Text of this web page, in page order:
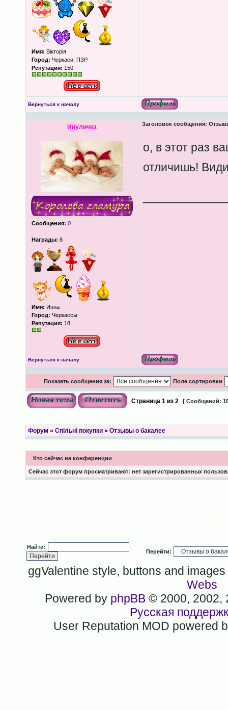
Имя: Вікторія
Город: Черкаси, ПЗР
Репутация: 150
Вернуться к началу
Инуличка Заголовок сообщения:
Сообщения: 0
Награды: 8
Имя: Инна
Город: Черкассы
Репутация: 18
о, в этот раз
отличишь!
Вернуться к началу
Показать сообщения за: Поле сортировки
Страница 1из 2 [ Сообщений:
Форум » Спільні покупки» Отзывы о бакалее
Кто сейчас на конференции
Сейчас этот форум просматривают: нет зарегистрированных
Найти:
Перейти:
ggValentine style, buttons and
Webs
Powered by phpBB © 2000, 2002,
Русская
User Reputation MOD powered